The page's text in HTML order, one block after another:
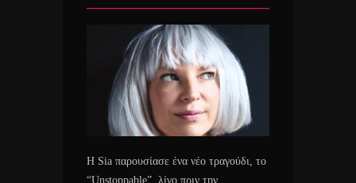
Η Sia παρουσίασε ένα νέο τραγούδι, το
“Unstoppable”, λίγο πριν την